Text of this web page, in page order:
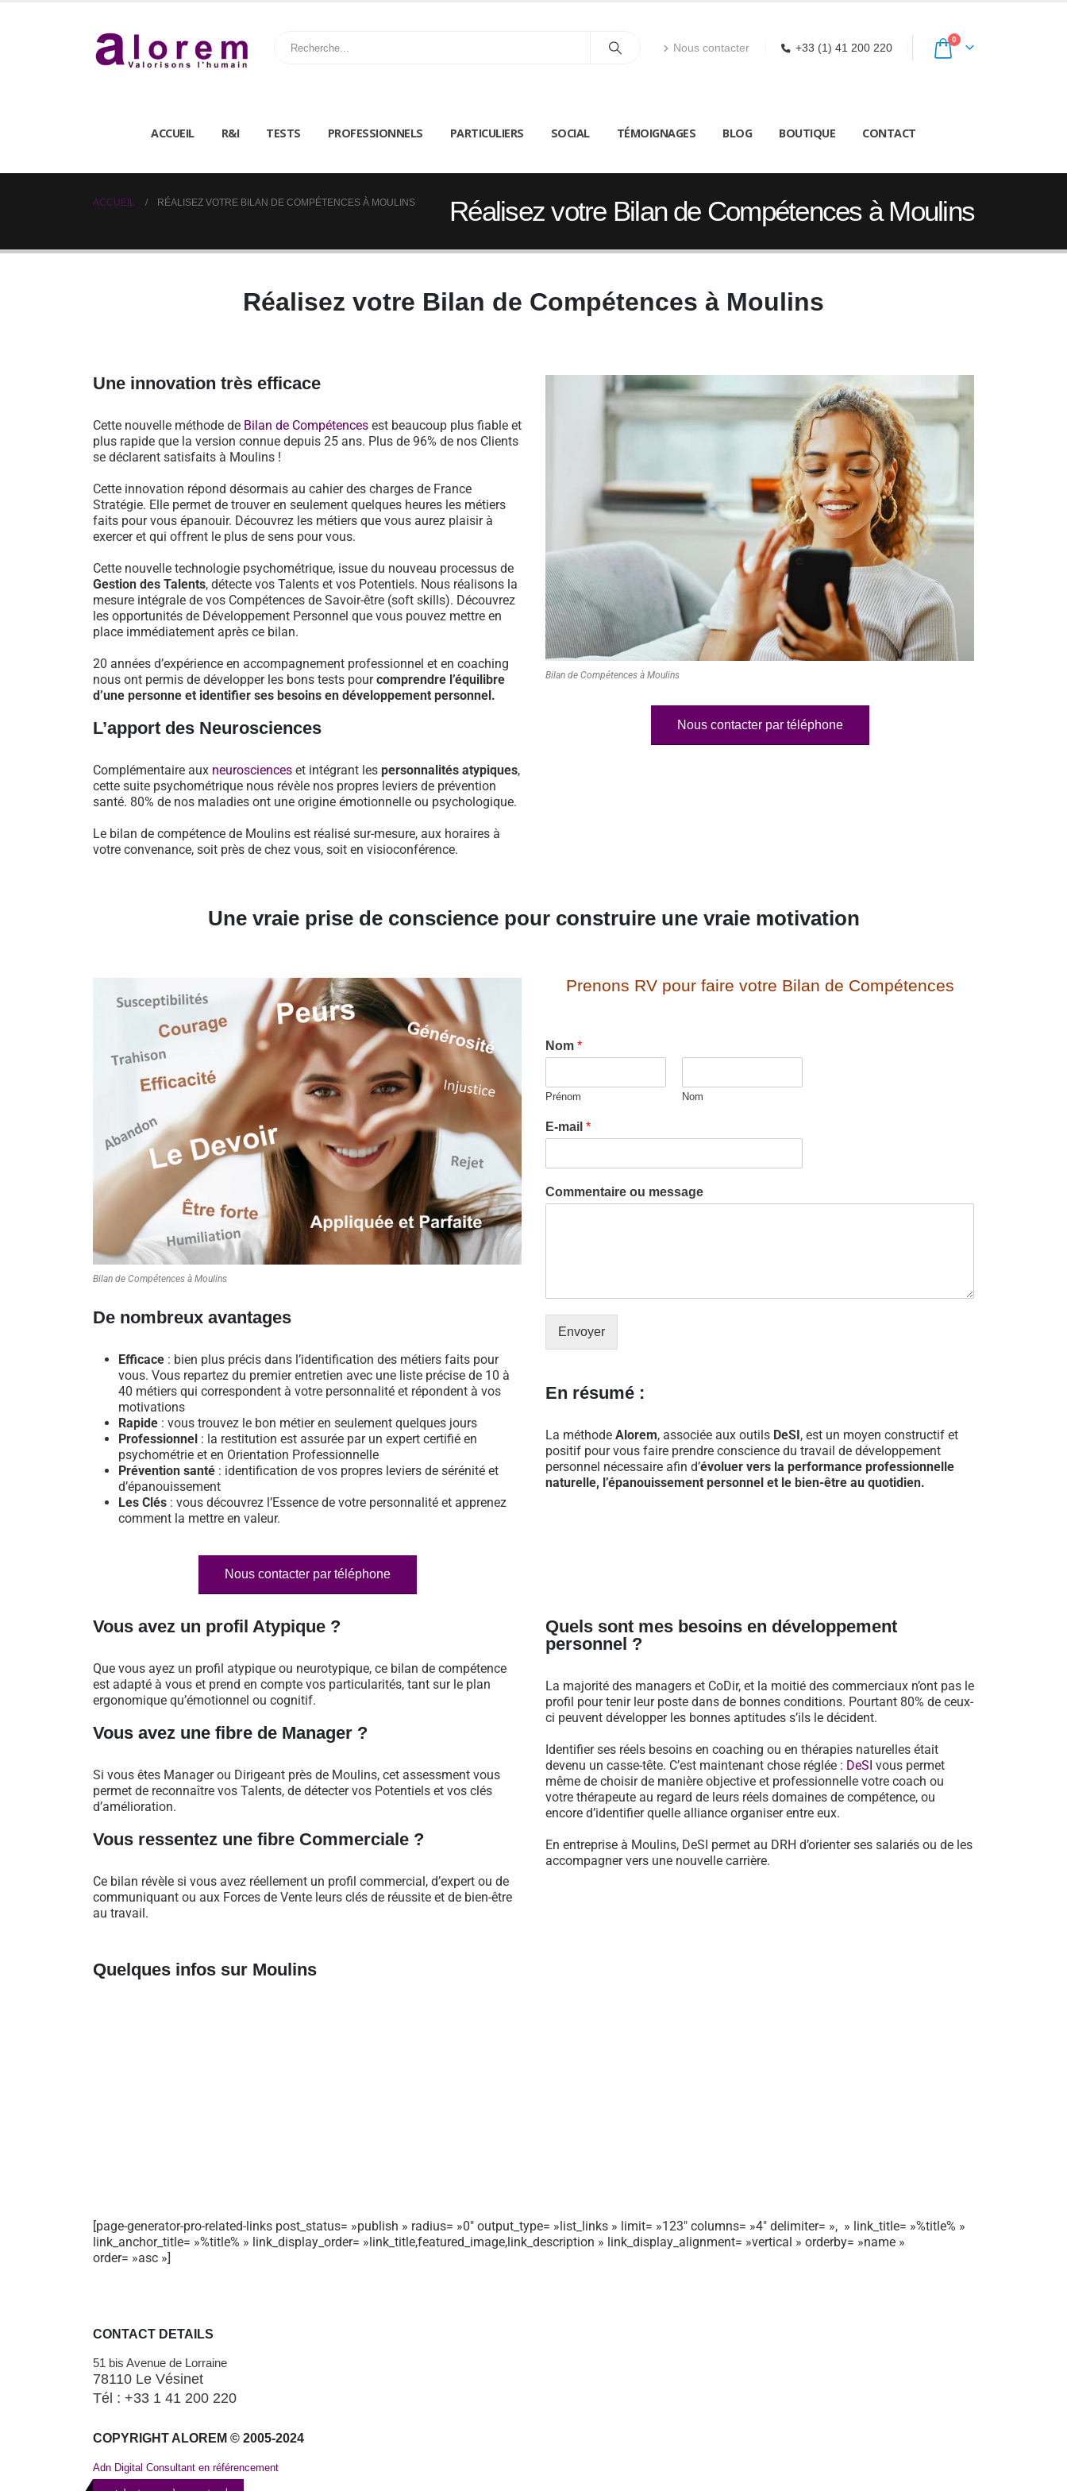
Nous contacter +33 (1) 41 200 220
0
ACCUEIL R&I TESTS PROFESSIONNELS PARTICULIERS SOCIAL TÉMOIGNAGES BLOG BOUTIQUE CONTACT
Réalisez votre Bilan de Compétences à Moulins
ACCUEIL RÉALISEZ VOTRE BILAN DE COMPÉTENCES À MOULINS
Réalisez votre Bilan de Compétences à Moulins
Une innovation très efficace
Cette nouvelle méthode de Bilan de Compétences est beaucoup plus fiable et
plus rapide que la version connue depuis 25 ans. Plus de 96% de nos Clients
se déclarent satisfaits à Moulins !
Cette innovation répond désormais au cahier des charges de France
Stratégie. Elle permet de trouver en seulement quelques heures les métiers
faits pour vous épanouir. Découvrez les métiers que vous aurez plaisir à
exercer et qui offrent le plus de sens pour vous.
Cette nouvelle technologie psychométrique, issue du nouveau processus de
Gestion des Talents, détecte vos Talents et vos Potentiels. Nous réalisons la
mesure intégrale de vos Compétences de Savoir-être (soft skills). Découvrez
les opportunités de Développement Personnel que vous pouvez mettre en
place immédiatement après ce bilan.
20 années d’expérience en accompagnement professionnel et en coaching
nous ont permis de développer les bons tests pourcomprendre l’équilibre
d’une personne et identifier ses besoins en développement personnel.
L’apport des Neurosciences
Complémentaire aux neurosciences et intégrant les personnalités atypiques,
cette suite psychométrique nous révèle nos propres leviers de prévention
santé. 80% de nos maladies ont une origine émotionnelle ou psychologique.
Le bilan de compétence de Moulins est réalisé sur-mesure, aux horaires à
votre convenance, soit près de chez vous, soit en visioconférence.
Bilan de Compétences à Moulins
Nous contacter par téléphone
Une vraie prise de conscience pour construire une vraie motivation
Bilan de Compétences à Moulins
De nombreux avantages
Efficace : bien plus précis dans l’identification des métiers faits pour
vous. Vous repartez du premier entretien avec une liste précise de 10 à
40 métiers qui correspondent à votre personnalité et répondent à vos
motivations
Rapide : vous trouvez le bon métier en seulement quelques jours
Professionnel : la restitution est assurée par un expert certifié en
psychométrie et en Orientation Professionnelle
Prévention santé : identification de vos propres leviers de sérénité et
d’épanouissement
Les Clés : vous découvrez l’Essence de votre personnalité et apprenez
comment la mettre en valeur.
Nous contacter par téléphone
Prenons RV pour faire votre Bilan de Compétences
Nom *
Prénom Nom
E-mail *
Commentaire ou message
Envoyer
En résumé :
La méthode Alorem, associée aux outils DeSI, est un moyen constructif et
positif pour vous faire prendre conscience du travail de développement
personnel nécessaire afin d’évoluer vers la performance professionnelle
naturelle, l’épanouissement personnel et le bien-être au quotidien.
Vous avez un profil Atypique ?
Que vous ayez un profil atypique ou neurotypique, ce bilan de compétence
est adapté à vous et prend en compte vos particularités, tant sur le plan
ergonomique qu’émotionnel ou cognitif.
Vous avez une fibre de Manager ?
Si vous êtes Manager ou Dirigeant près de Moulins, cet assessment vous
permet de reconnaître vos Talents, de détecter vos Potentiels et vos clés
d’amélioration.
Vous ressentez une fibre Commerciale ?
Ce bilan révèle si vous avez réellement un profil commercial, d’expert ou de
communiquant ou aux Forces de Vente leurs clés de réussite et de bien-être
au travail.
Quels sont mes besoins en développement
personnel ?
La majorité des managers et CoDir, et la moitié des commerciaux n’ont pas le
profil pour tenir leur poste dans de bonnes conditions. Pourtant 80% de ceux-
ci peuvent développer les bonnes aptitudes s’ils le décident.
Identifier ses réels besoins en coaching ou en thérapies naturelles était
devenu un casse-tête. C’est maintenant chose réglée : DeSI vous permet
même de choisir de manière objective et professionnelle votre coach ou
votre thérapeute au regard de leurs réels domaines de compétence, ou
encore d’identifier quelle alliance organiser entre eux.
En entreprise à Moulins, DeSI permet au DRH d’orienter ses salariés ou de les
accompagner vers une nouvelle carrière.
Quelques infos sur Moulins
[page-generator-pro-related-links post_status= »publish » radius= »0″ output_type= »list_links » limit= »123″ columns= »4″ delimiter= », » link_title= »%title% »
link_anchor_title= »%title% » link_display_order= »link_title,featured_image,link_description » link_display_alignment= »vertical » orderby= »name »
order= »asc »]
CONTACT DETAILS
51 bis Avenue de Lorraine
78110 Le Vésinet
Tél : +33 1 41 200 220
COPYRIGHT ALOREM © 2005-2024
Adn Digital Consultant en référencement